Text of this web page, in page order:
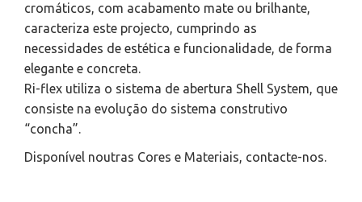
cromáticos, com acabamento mate ou brilhante,
caracteriza este projecto, cumprindo as
necessidades de estética e funcionalidade, de forma
elegante e concreta.
Ri-flex utiliza o sistema de abertura Shell System, que
consiste na evolução do sistema construtivo
“concha”.
Disponível noutras Cores e Materiais, contacte-nos.